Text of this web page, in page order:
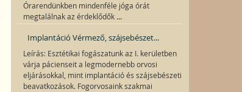
Órarendünkben mindenféle jóga órát
megtalálnak az érdeklődők ...
Implantáció Vérmező, szájsebészet...
Leírás: Esztétikai fogászatunk az I. kerületben
várja pácienseit a legmodernebb orvosi
eljárásokkal, mint implantáció és szájsebészeti
beavatkozások. Fogorvosaink szakmai